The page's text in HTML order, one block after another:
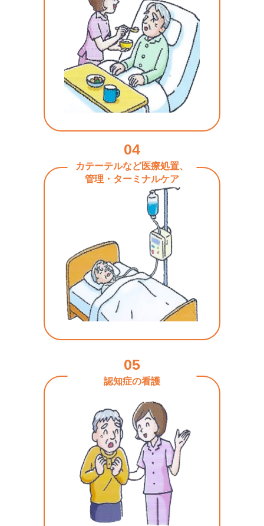
04
カテーテルなど医療処置、
管理・ターミナルケア
05
認知症の看護